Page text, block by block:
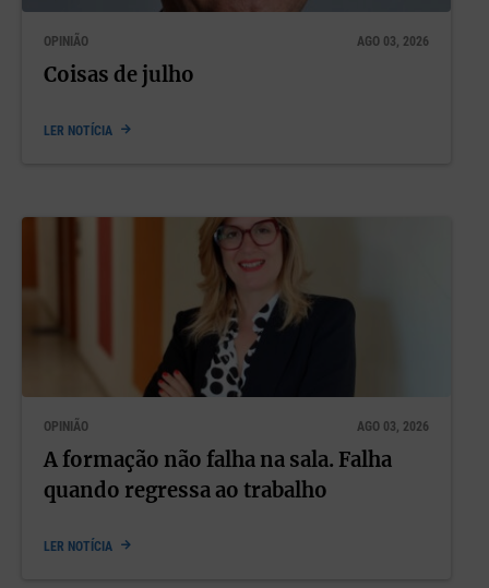
OPINIÃO AGO 03, 2026
Coisas de julho
LER NOTÍCIA
OPINIÃO AGO 03, 2026
A formação não falha na sala. Falha
quando regressa ao trabalho
LER NOTÍCIA